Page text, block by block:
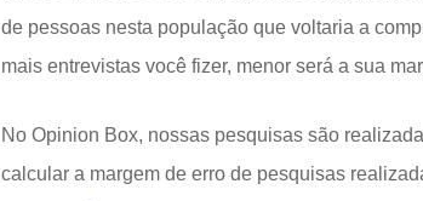
de pessoas nesta população que voltaria a
mais entrevistas você fizer, menor será a sua
No Opinion Box, nossas pesquisas são
calcular a margem de erro de pesquisas